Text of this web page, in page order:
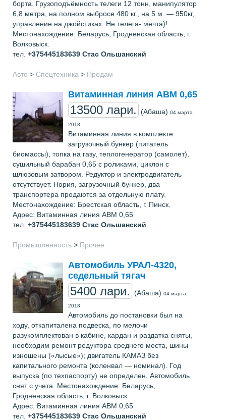
борта. Грузоподъёмность телеги 12 тонн, манипулятор
6,8 метра, на полном выбросе 480 кг., на 5 м. — 950кг,
управление на джойстиках. Не телега- мечта)!
Местонахождение: Беларусь, Гродненская область, г.
Волковыск.
тел. +375445183639 Стас Ольшанский
Авто > Спецтехника > Продам
Витаминная линия АВМ 0,65
13500 лари. (Абаша) 04 марта
2018
Витаминная линия в комплекте:
загрузочный бункер (питатель
биомассы), топка на газу, теплогенератор (самолет),
сушильный барабан 0,65 с роликами, циклон с
шлюзовым затвором. Редуктор и электродвигатель
отсутствует. Нория, загрузочный бункер, два
транспортера продаются за отдельную плату.
Местонахождение: Брестская область, г. Пинск.
Адрес: Витаминная линия АВМ 0,65
тел. +375445183639 Стас Ольшанский
Промышленность > Прочее
Автомобиль УРАЛ-4320,
седельный тягач
5400 лари. (Абаша) 04 марта
2018
Автомобиль до постановки был на
ходу, откапиталена подвеска, по мелочи
разукомплектован в кабине, кардан и раздатка сняты,
необходим ремонт редуктора среднего моста, шины
изношены («лысые»); двигатель КАМАЗ без
капитального ремонта (коленвал — номинал). Год
выпуска (по техпаспорту) не определен. Автомобиль
снят с учета. Местонахождение: Беларусь,
Гродненская область, г. Волковыск.
Адрес: Витаминная линия АВМ 0,65
тел. +375445183639 Стас Ольшанский